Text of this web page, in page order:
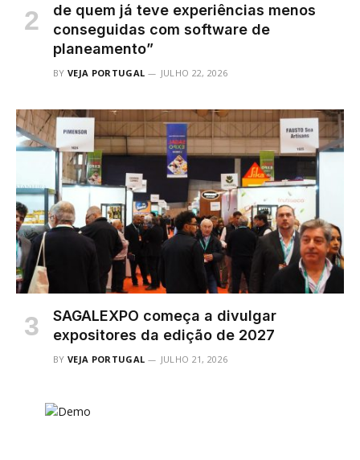
de quem já teve experiências menos
conseguidas com software de
planeamento”
BY VEJA PORTUGAL JULHO 22, 2026
SAGALEXPO começa a divulgar
expositores da edição de 2027
BY VEJA PORTUGAL JULHO 21, 2026